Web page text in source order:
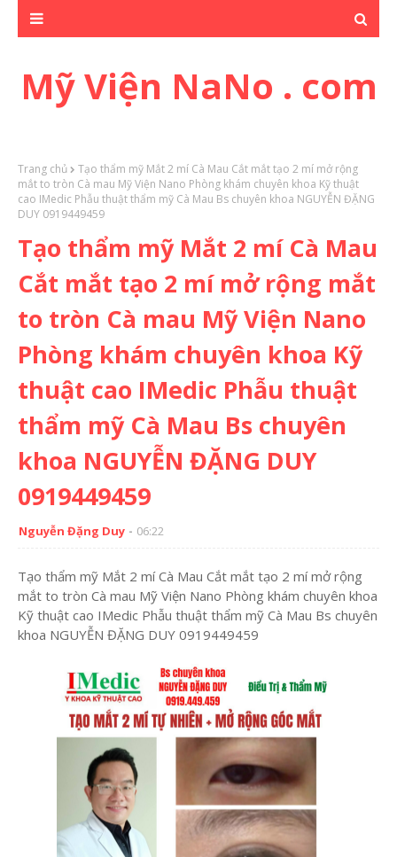
Mỹ Viện NaNo . com
Trang chủ
Tạo thẩm mỹ Mắt 2 mí Cà Mau Cắt mắt tạo 2 mí mở rộng
mắt to tròn Cà mau Mỹ Viện Nano Phòng khám chuyên khoa Kỹ thuật
cao IMedic Phẫu thuật thẩm mỹ Cà Mau Bs chuyên khoa NGUYỄN ĐẶNG
DUY 0919449459
Tạo thẩm mỹ Mắt 2 mí Cà Mau
Cắt mắt tạo 2 mí mở rộng mắt
to tròn Cà mau Mỹ Viện Nano
Phòng khám chuyên khoa Kỹ
thuật cao IMedic Phẫu thuật
thẩm mỹ Cà Mau Bs chuyên
khoa NGUYỄN ĐẶNG DUY
0919449459
Nguyễn Đặng Duy 06:22
Tạo thẩm mỹ Mắt 2 mí Cà Mau Cắt mắt tạo 2 mí mở rộng
mắt to tròn Cà mau Mỹ Viện Nano Phòng khám chuyên khoa
Kỹ thuật cao IMedic Phẫu thuật thẩm mỹ Cà Mau Bs chuyên
khoa NGUYỄN ĐẶNG DUY 0919449459